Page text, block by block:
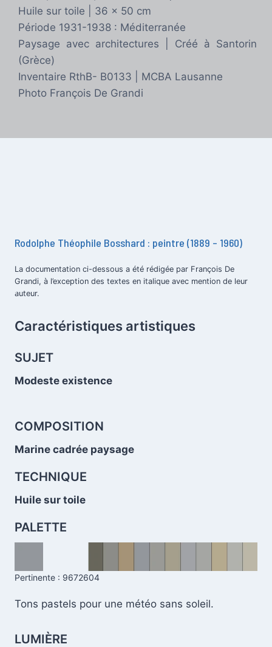
Huile sur toile | 36 x 50 cm
Période 1931-1938 : Méditerranée
Paysage avec architectures | Créé à Santorin
(Grèce)
Inventaire RthB- B0133 | MCBA Lausanne
Photo François De Grandi
Rodolphe Théophile Bosshard : peintre (1889 – 1960)
La documentation ci-dessous a été rédigée par François De
Grandi, à l’exception des textes en italique avec mention de leur
auteur.
Caractéristiques artistiques
.
SUJET
Modeste existence
COMPOSITION
Marine cadrée paysage
TECHNIQUE
Huile sur toile
PALETTE
Pertinente : 9672604
Tons pastels pour une météo sans soleil.
.
LUMIÈRE